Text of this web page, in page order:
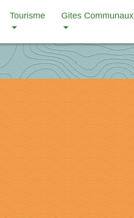
Tourisme Gites Communaux